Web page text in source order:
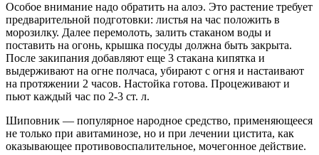
Особое внимание надо обратить на алоэ. Это растение требует
предварительной подготовки: листья на час положить в
морозилку. Далее перемолоть, залить стаканом воды и
поставить на огонь, крышка посуды должна быть закрыта.
После закипания добавляют еще 3 стакана кипятка и
выдерживают на огне полчаса, убирают с огня и настаивают
на протяжении 2 часов. Настойка готова. Процеживают и
пьют каждый час по 2-3 ст. л.
Шиповник — популярное народное средство, применяющееся
не только при авитаминозе, но и при лечении цистита, как
оказывающее противовоспалительное, мочегонное действие.